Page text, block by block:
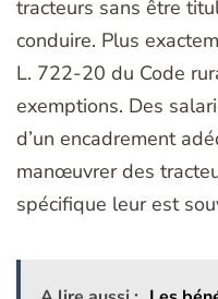
tracteurs sans être
conduire. Plus
L. 722-20 du Code
exemptions. Des
d’un encadrement
manœuvrer des
spécifique leur est